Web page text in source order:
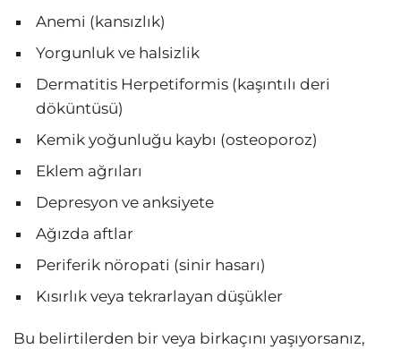
Anemi (kansızlık)
Yorgunluk ve halsizlik
Dermatitis Herpetiformis (kaşıntılı deri
döküntüsü)
Kemik yoğunluğu kaybı (osteoporoz)
Eklem ağrıları
Depresyon ve anksiyete
Ağızda aftlar
Periferik nöropati (sinir hasarı)
Kısırlık veya tekrarlayan düşükler
Bu belirtilerden bir veya birkaçını yaşıyorsanız,